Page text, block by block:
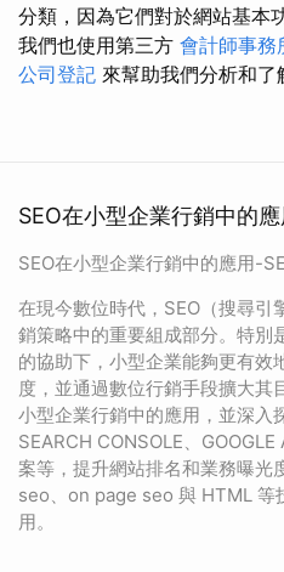
分類，因為它們對於網站基本
我們也使用第三方 會計師事務
公司登記 來幫助我們分析和了
SEO在小型企業行銷中的
SEO在小型企業行銷中的應用-
在現今數位時代，SEO（搜尋引
銷策略中的重要組成部分。特別
的協助下，小型企業能夠更有效
度，並通過數位行銷手段擴大其
小型企業行銷中的應用，並深入
SEARCH CONSOLE、
案等，提升網站排名和業務曝光
seo、on page seo 與 HTML 等
用。